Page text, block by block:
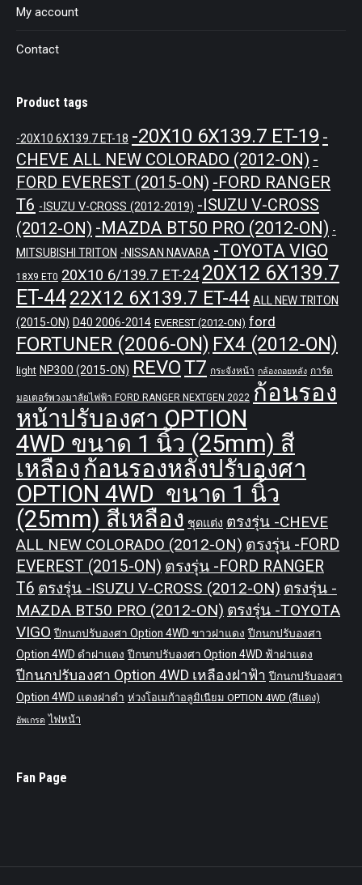
My account
Contact
Product tags
-20X10 6X139.7 ET-18 -20X10 6X139.7 ET-19 -
CHEVE ALL NEW COLORADO (2012-ON) -
FORD EVEREST (2015-ON) -FORD RANGER
T6 -ISUZU V-CROSS (2012-2019) -ISUZU V-CROSS
(2012-ON) -MAZDA BT50 PRO (2012-ON) -
MITSUBISHI TRITON -NISSAN NAVARA -TOYOTA VIGO
18X9 ET0 20X10 6/139.7 ET-24 20X12 6X139.7
ET-4422X12 6X139.7 ET-44 ALL NEW TRITON
(2015-ON) D40 2006-2014 EVEREST (2012-ON) ford
FORTUNER (2006-ON) FX4 (2012-ON)
light NP300 (2015-ON) REVOT7 กระจังหน้า กล้องถอยหลัง การ์ด
มอเตอร์พวงมาลัยไฟฟ้า FORD RANGER NEXTGEN 2022 ก้อนรอง
หน้าปรับองศา OPTION
4WD ขนาด 1 นิ้ว (25mm) สี
เหลือง ก้อนรองหลังปรับองศา
OPTION 4WD ขนาด 1 นิ้ว
(25mm) สีเหลือง ชุดแต่ง ตรงรุ่น -CHEVE
ALL NEW COLORADO (2012-ON) ตรงรุ่น -FORD
EVEREST (2015-ON) ตรงรุ่น -FORD RANGER
T6 ตรงรุ่น -ISUZU V-CROSS (2012-ON) ตรงรุ่น -
MAZDA BT50 PRO (2012-ON) ตรงรุ่น -TOYOTA
VIGO ปีกนกปรับองศา Option 4WD ขาวฝาแดง ปีกนกปรับองศา
Option 4WD ดำฝาแดง ปีกนกปรับองศา Option 4WD ฟ้าฝาแดง
ปีกนกปรับองศา Option 4WD เหลืองฝาฟ้า ปีกนกปรับองศา
Option 4WD แดงฝาดำ ห่วงโอเมก้าอลูมิเนียม OPTION 4WD (สีแดง)
อัพเกรด ไฟหน้า
Fan Page